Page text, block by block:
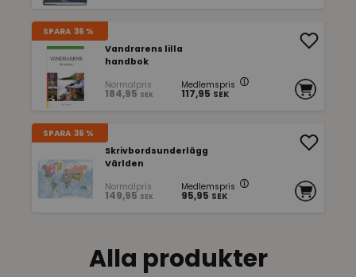
SPARA 36 %
Vandrarens lilla
handbok
Normalpris
184,95 SEK
Medlemspris
117,95 SEK
SPARA 36 %
Skrivbordsunderlägg
Världen
Normalpris
149,95 SEK
Medlemspris
95,95 SEK
Alla produkter